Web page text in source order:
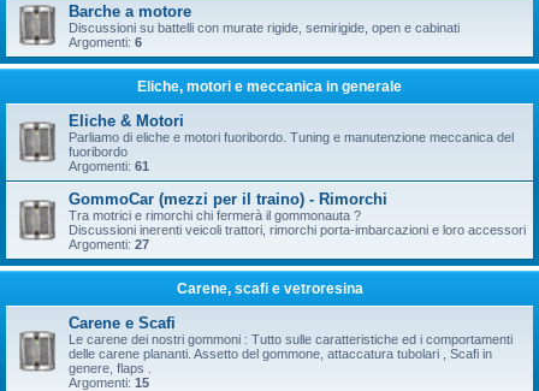
Barche a motore
Discussioni su battelli con murate rigide, semirigide, open e cabinati
Argomenti: 6
Eliche, motori e meccanica in generale
Eliche & Motori
Parliamo di eliche e motori fuoribordo. Tuning e manutenzione meccanica del
fuoribordo
Argomenti: 61
GommoCar (mezzi per il traino) - Rimorchi
Tra motrici e rimorchi chi fermerà il gommonauta ?
Discussioni inerenti veicoli trattori, rimorchi porta-imbarcazioni e loro accessori
Argomenti: 27
Carene, scafi e vetroresina
Carene e Scafi
Le carene dei nostri gommoni : Tutto sulle caratteristiche ed i comportamenti
delle carene plananti. Assetto del gommone, attaccatura tubolari , Scafi in
genere, flaps .
Argomenti: 15